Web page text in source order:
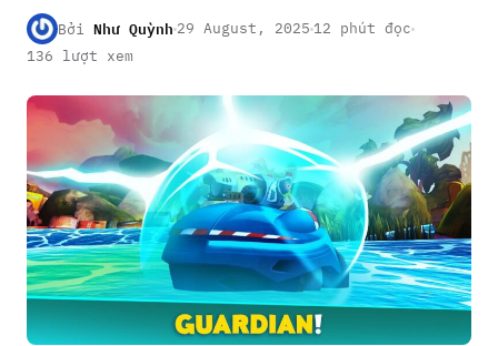
Bởi Như Quỳnh 29 August, 2025 12 phút đọc
136 lượt xem